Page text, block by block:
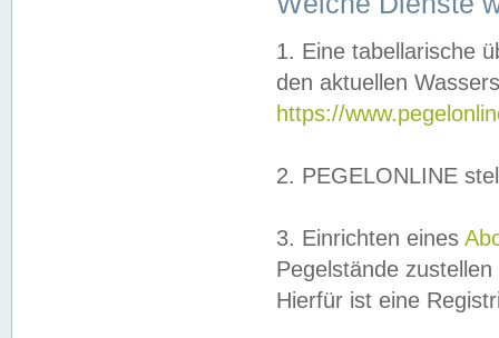
1. Eine tabellarische
den aktuellen
https://
2. PEGELONLINE
3. Einrichten eines
Pegelstände
Hierfür ist eine